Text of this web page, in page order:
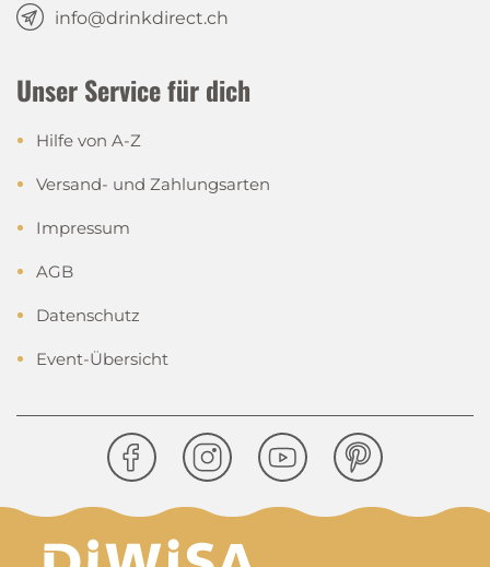
info@drinkdirect.ch
Unser Service für dich
Hilfe von A-Z
Versand- und Zahlungsarten
Impressum
AGB
Datenschutz
Event-Übersicht